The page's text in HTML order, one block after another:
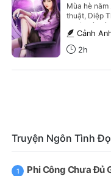
Mùa hè
thuật, Diệp
ngoài rất
Cảnh
2h
Truyện Ngôn Tình
1 Phi Công Chưa Đủ